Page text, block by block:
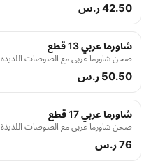
42.50 ر.س
شاورما عربي 13 قطع
صحن شاورما عربي مع الصوصات اللذيذة
50.50 ر.س
شاورما عربي 17 قطع
صحن شاورما عربي مع الصوصات اللذيذة
76 ر.س